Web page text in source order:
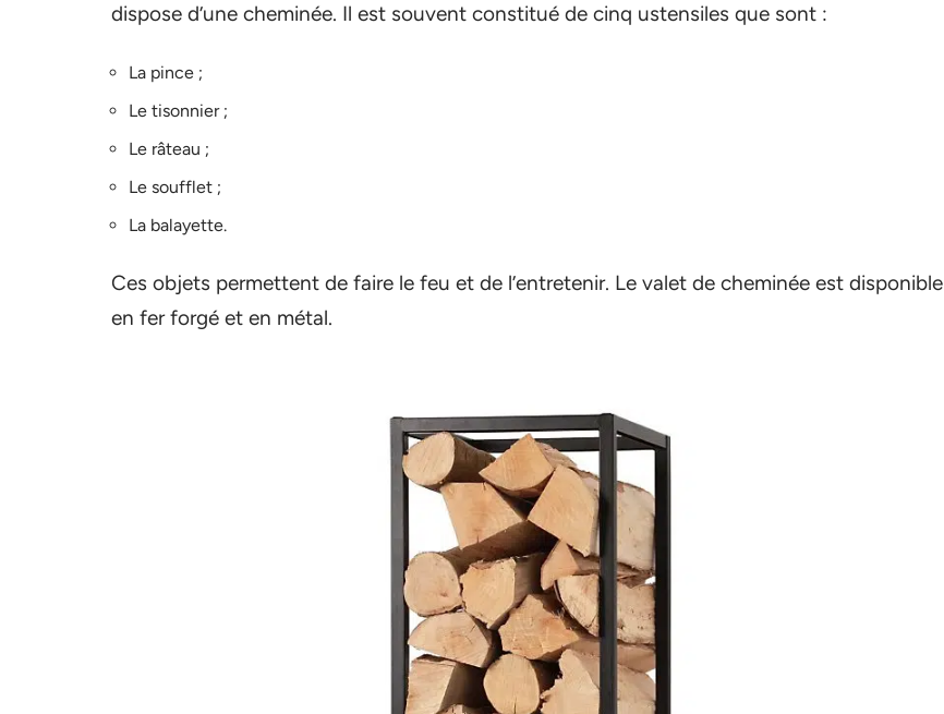
dispose d’une cheminée. Il est souvent constitué de cinq ustensiles que sont :
La pince ;
Le tisonnier ;
Le râteau ;
Le soufflet ;
La balayette.
Ces objets permettent de faire le feu et de l’entretenir. Le valet de cheminée est disponible
en fer forgé et en métal.